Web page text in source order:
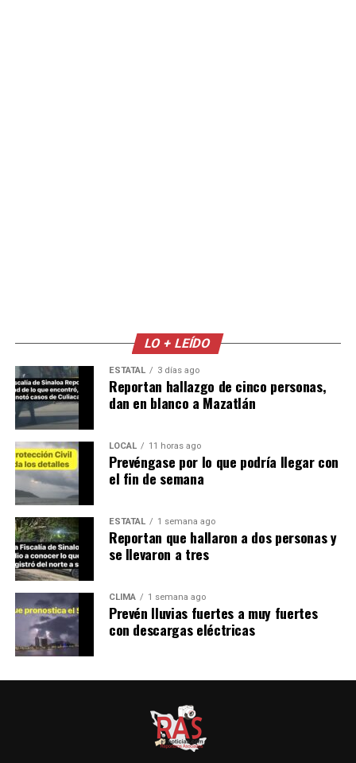
LO + LEÍDO
ESTATAL 3 días ago
Reportan hallazgo de cinco personas,
dan en blanco a Mazatlán
LOCAL 11 horas ago
Prevéngase por lo que podría llegar con
el fin de semana
ESTATAL 1 semana ago
Reportan que hallaron a dos personas y
se llevaron a tres
CLIMA 1 semana ago
Prevén lluvias fuertes a muy fuertes
con descargas eléctricas